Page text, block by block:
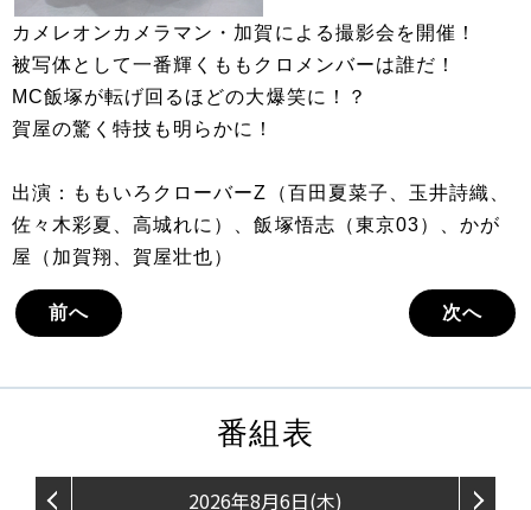
カメレオンカメラマン・加賀による撮影会を開催！
被写体として一番輝くももクロメンバーは誰だ！
MC飯塚が転げ回るほどの大爆笑に！？
賀屋の驚く特技も明らかに！
出演：ももいろクローバーZ（百田夏菜子、玉井詩織、
佐々木彩夏、高城れに）、飯塚悟志（東京03）、かが
屋（加賀翔、賀屋壮也）
前へ 次へ
番組表